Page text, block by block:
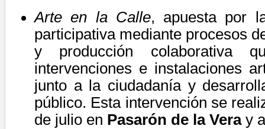
Arte en la Calle, apuesta por
participativa mediante procesos
y producción colaborativa
intervenciones e instalaciones
junto a la ciudadanía y
público. Esta intervención se
de julio en Pasarón de la Veray